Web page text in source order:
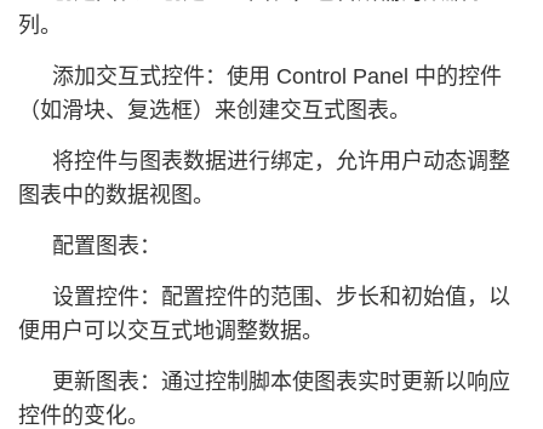
列。
添加交互式控件：使用 Control Panel 中的控件
（如滑块、复选框）来创建交互式图表。
将控件与图表数据进行绑定，允许用户动态调整
图表中的数据视图。
配置图表：
设置控件：配置控件的范围、步长和初始值，以
便用户可以交互式地调整数据。
更新图表：通过控制脚本使图表实时更新以响应
控件的变化。